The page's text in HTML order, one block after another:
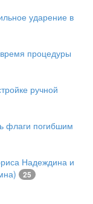
ударение в
процедуры
ручной
флаги погибшим
Надеждина и
25